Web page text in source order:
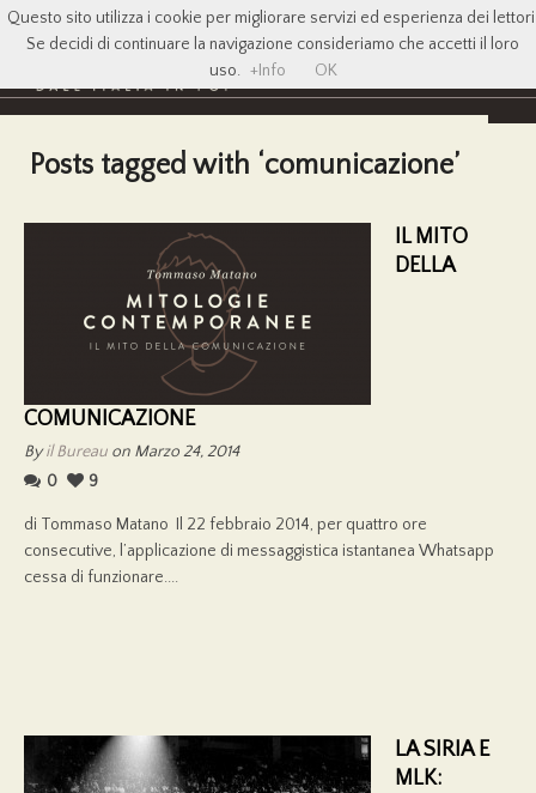
Posts tagged with ‘comunicazione’
IL MITO
DELLA
COMUNICAZIONE
Byil Bureau on Marzo 24, 2014
0
9
di Tommaso Matano Il 22 febbraio 2014, per quattro ore
consecutive, l’applicazione di messaggistica istantanea Whatsapp
cessa di funzionare....
LA SIRIA E
MLK:
Questo sito utilizza i cookie per migliorare servizi ed esperienza dei
Se decidi di continuare la navigazione consideriamo che accetti il loro
uso. +Info OK